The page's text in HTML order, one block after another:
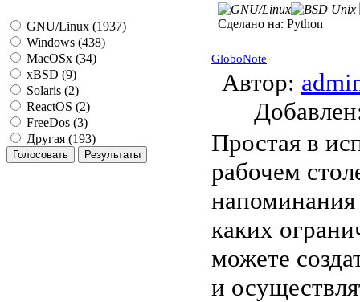
GNU/Linux (1937)
Windows (438)
MacOSx (34)
xBSD (9)
Solaris (2)
ReactOS (2)
FreeDos (3)
Другая (193)
Сделано на: Python
GloboNote
Автор:
Простая в
рабочем
каких
можете
и